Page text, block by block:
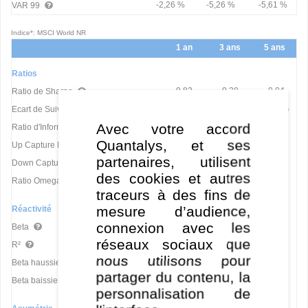
VAR 99
-2,26 % -5,26 % -5,61 %
Indice*: MSCI World NR
1 an 3 ans 5 ans
Ratios
Ratio de Sharpe
0,82 0,28
0,04
Ecart de Suivi
9,45 %
Ratio d'Information (IR)
-1,08 -1,25
Up Capture Ratio
0,56 0,69
Down Capture Ratio
0,85
Ratio Omega
1,36 1,14
Réactivité
Beta
0,66 0,75
R²
37,60 62,95
Beta haussier
0,94 0,70
Beta baissier
0,67 0,73
Avec votre accord
Quantalys, et ses
partenaires, utilisent
des cookies et autres
traceurs à des fins de
mesure d’audience,
connexion avec les
réseaux sociaux que
nous utilisons pour
partager du contenu, la
personnalisation de